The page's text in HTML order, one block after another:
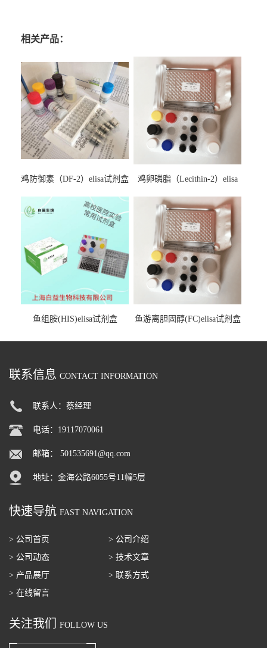
相关产品：
鸡防御素（DF-2）elisa试剂盒
鸡卵磷脂（Lecithin-2）elisa
鱼组胺(HIS)elisa试剂盒 鱼游离胆固醇(FC)elisa试剂盒
联系信息 CONTACT INFORMATION
联系人：蔡经理
电话：19117070061
邮箱： 501535691@qq.com
地址：金海公路6055号11幢5层
快速导航 FAST NAVIGATION
> 公司首页
> 公司介绍
> 公司动态
> 技术文章
> 产品展厅
> 联系方式
> 在线留言
关注我们 FOLLOW US